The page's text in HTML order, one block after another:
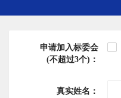
申请加入标委会
(不超过3个)：
真实姓名：